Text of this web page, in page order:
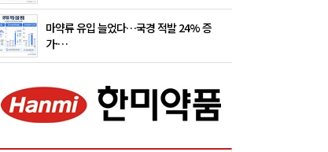
마약류 유입 늘었다…국경 적발 24% 증
가·…